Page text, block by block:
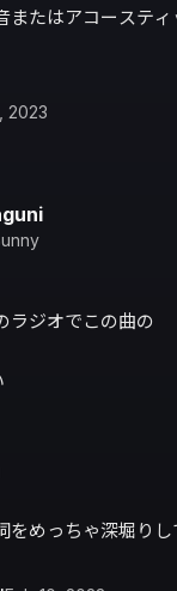
またはアコーステ
2023
ラジオでこの曲の
をめっちゃ深堀り